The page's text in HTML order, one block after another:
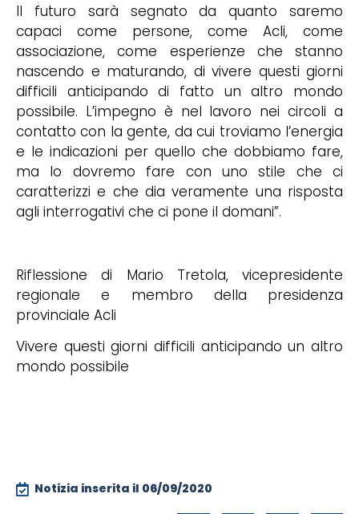
Il futuro sarà segnato da quanto saremo
capaci come persone, come Acli, come
associazione, come esperienze che stanno
nascendo e maturando, di vivere questi giorni
difficili anticipando di fatto un altro mondo
possibile. L’impegno è nel lavoro nei circoli a
contatto con la gente, da cui troviamo l’energia
e le indicazioni per quello che dobbiamo fare,
ma lo dovremo fare con uno stile che ci
caratterizzi e che dia veramente una risposta
agli interrogativi che ci pone il domani”.
Riflessione di Mario Tretola, vicepresidente
regionale e membro della presidenza
provinciale Acli
Vivere questi giorni difficili anticipando un altro
mondo possibile
Notizia inserita il 06/09/2020